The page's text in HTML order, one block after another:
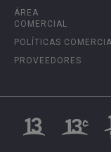
ÁREA
COMERCIAL
POLÍTICAS
PROVEEDORES